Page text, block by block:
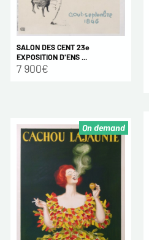
SALON DES CENT 23e
EXPOSITION D'ENS ...
7 900€
On demand